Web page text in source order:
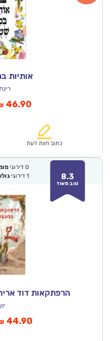
אותיות
₪67.00.
46.90המחיר
הוא:
כתוב חוות דעת
8.3
טוב מאוד
0 דירוגי
1 דירוגי
הרפתקאות דוד אריה 2 – בג’ונגל
44.90המחיר